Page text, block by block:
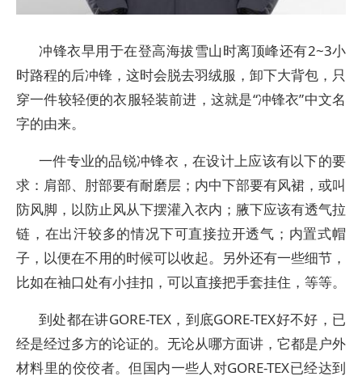
冲锋衣早用于在登高海拔雪山时离顶峰还有2~3小
时路程的后冲锋，这时会脱去羽绒服，卸下大背包，只
穿一件较轻便的衣服轻装前进，这就是“冲锋衣”中文名
字的由来。
一件专业的品锐冲锋衣，在设计上应该有以下的要
求：肩部、肘部要有耐磨层；内中下部要有风裙，或叫
防风脚，以防止风从下摆灌入衣内；腋下应该有透气拉
链，在出汗较多的情况下可直接拉开透气；内置式帽
子，以便在不用的时候可以收起。另外还有一些细节，
比如在袖口处有小挂扣，可以直接把手套挂住，等等。
到处都在讲GORE-TEX，到底GORE-TEX好不好，已
经是经过多方的论证的。无论从哪方面讲，它都是户外
材料里的佼佼者。但国内一些人对GORE-TEX已经达到